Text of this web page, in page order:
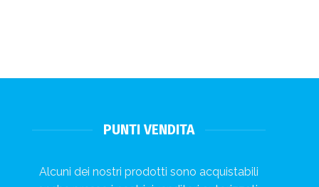
PUNTI VENDITA
Alcuni dei nostri prodotti sono acquistabili